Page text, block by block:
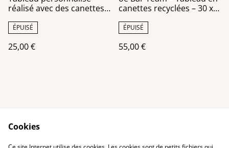
réalisé avec des canettes
ÉPUISÉ
25,00 €
canettes recyclées – 30 x
ÉPUISÉ
55,00 €
Contact Us
Legal Terms
Cookies